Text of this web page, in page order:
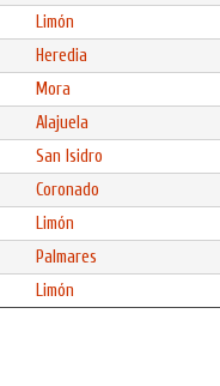
Limón
Heredia
Mora
Alajuela
San Isidro
Coronado
Limón
Palmares
Limón